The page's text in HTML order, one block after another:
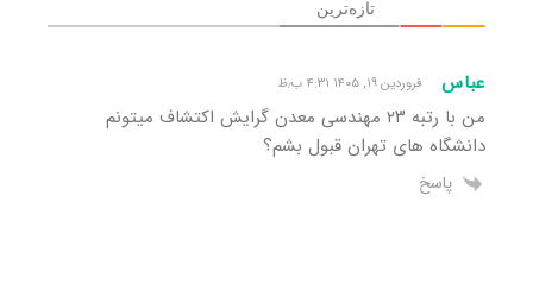
تازه‌ترین
عباس فروردین ۱۹, ۱۴۰۵ ۴:۳۱ ب٫ظ
من با رتبه ۲۳ مهندسی معدن گرایش اکتشاف میتونم
دانشگاه های تهران قبول بشم؟
پاسخ